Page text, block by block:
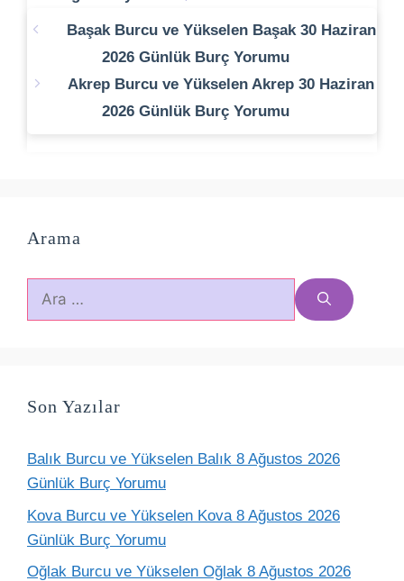
Başak Burcu ve Yükselen Başak 30 Haziran
2026 Günlük Burç Yorumu
Akrep Burcu ve Yükselen Akrep 30 Haziran
2026 Günlük Burç Yorumu
Arama
için
Son Yazılar
Balık Burcu ve Yükselen Balık 8 Ağustos 2026
Günlük Burç Yorumu
Kova Burcu ve Yükselen Kova 8 Ağustos 2026
Günlük Burç Yorumu
Oğlak Burcu ve Yükselen Oğlak 8 Ağustos 2026